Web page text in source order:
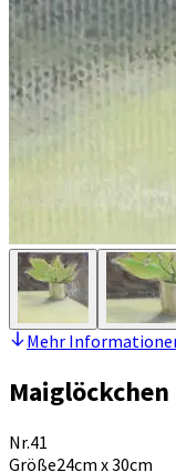
Mehr
Maiglöckchen
Nr.41
Größe24cm x 30cm